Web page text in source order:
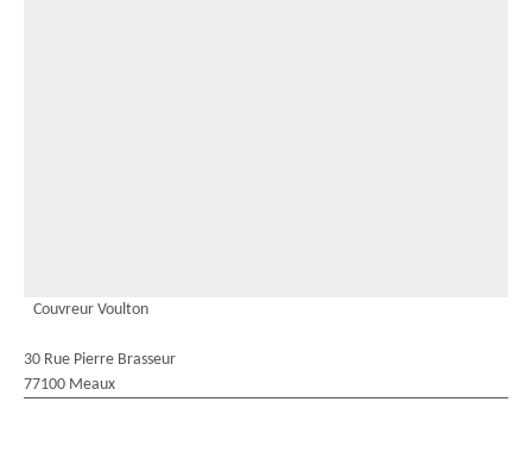
Couvreur Voulton
30 Rue Pierre Brasseur
77100 Meaux